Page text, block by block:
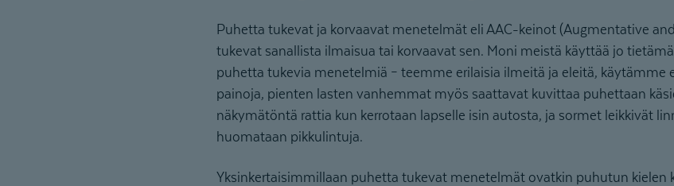
Puhetta tukevat ja korvaavat menetelmät eli AAC-keinot (Augmentative
tukevat sanallista ilmaisua tai korvaavat sen. Moni meistä käyttää jo
puhetta tukevia menetelmiä – teemme erilaisia ilmeitä ja eleitä, käytämme
painoja, pienten lasten vanhemmat myös saattavat kuvittaa puhettaan
näkymätöntä rattia kun kerrotaan lapselle isin autosta, ja sormet leikkivät
huomataan pikkulintuja.
Yksinkertaisimmillaan puhetta tukevat menetelmät ovatkin puhutun